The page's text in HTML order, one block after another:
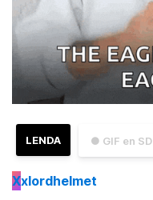
● GIF en SD
LENDA
Xxlordhelmet